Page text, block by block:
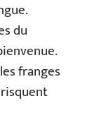
du
franges